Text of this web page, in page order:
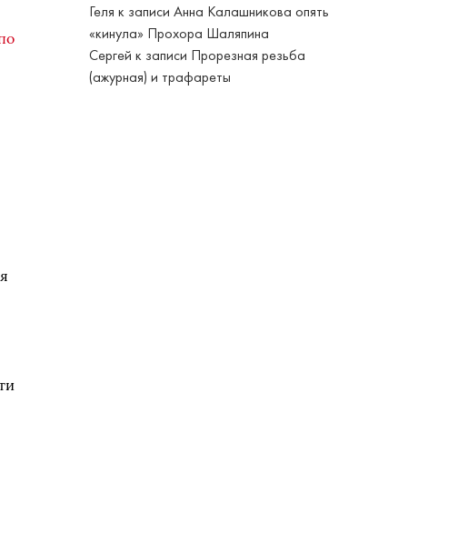
Геля к записиАнна Калашникова опять
«кинула» Прохора Шаляпина
Сергей к записи Прорезная резьба
(ажурная) и трафареты